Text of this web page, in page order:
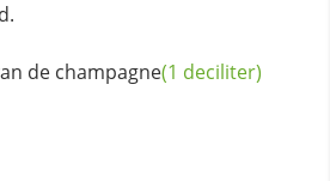
de champagne(1 deciliter)